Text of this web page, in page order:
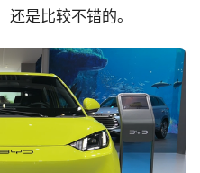
是比较不错的。